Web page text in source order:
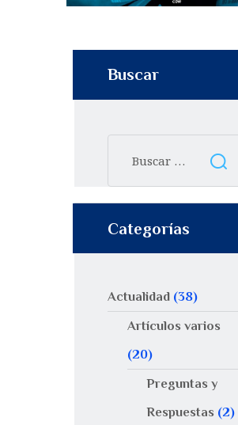
Buscar
Categorías
Actualidad (38)
Artículos varios
(20)
Preguntas y
Respuestas (2)